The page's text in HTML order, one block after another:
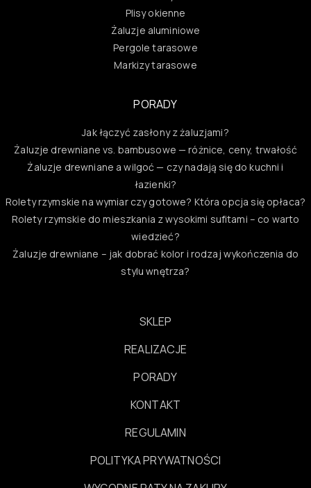
Plisy okienne
Żaluzje aluminiowe
Pergole tarasowe
Markizy tarasowe
PORADY
Jak łączyć zasłony z żaluzjami?
Żaluzje drewniane vs. bambusowe — różnice, ceny, trwałość
Żaluzje drewniane a wilgoć — czy nadają się do kuchni i
łazienki?
Rolety rzymskie na wymiar czy gotowe? Która opcja się opłaca?
Rolety rzymskie do mieszkania z wysokimi sufitami – co warto
wiedzieć?
Żaluzje drewniane – jak dobrać kolor i rodzaj wykończenia do
stylu wnętrza?
SKLEP
REALIZACJE
PORADY
KONTAKT
REGULAMIN
POLITYKA PRYWATNOŚCI